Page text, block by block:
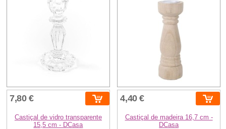
7,80 €
Castiçal de vidro transparente
15,5 cm - DCasa
4,40 €
Castiçal de madeira 16,7 cm -
DCasa